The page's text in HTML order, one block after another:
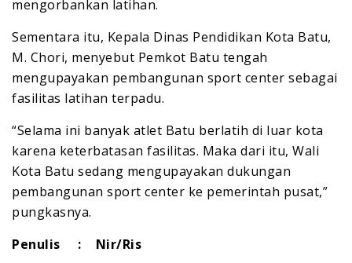
mengorbankan latihan.
Sementara itu, Kepala Dinas Pendidikan Kota Batu,
M. Chori, menyebut Pemkot Batu tengah
mengupayakan pembangunan sport center sebagai
fasilitas latihan terpadu.
“Selama ini banyak atlet Batu berlatih di luar kota
karena keterbatasan fasilitas. Maka dari itu, Wali
Kota Batu sedang mengupayakan dukungan
pembangunan sport center ke pemerintah pusat,”
pungkasnya.
Penulis : Nir/Ris